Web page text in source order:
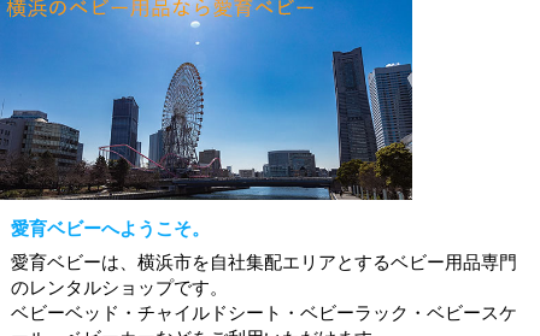
愛育ベビーへようこそ。
愛育ベビーは、横浜市を自社集配エリアとするベビー用品専門
のレンタルショップです。
ベビーベッド・チャイルドシート・ベビーラック・ベビースケ